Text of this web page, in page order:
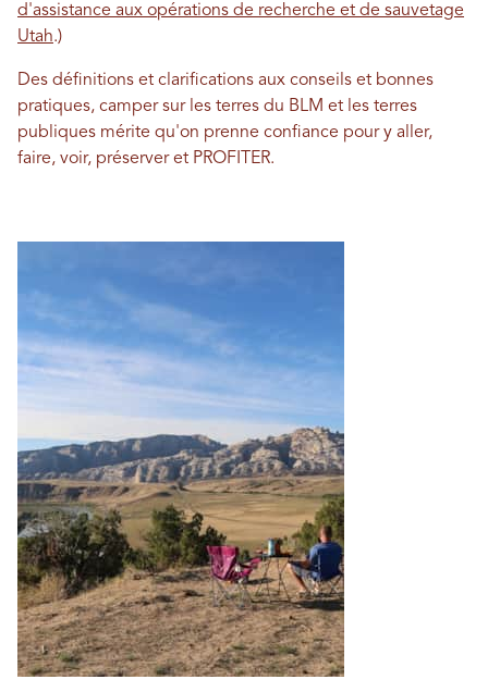
d'assistance aux opérations de recherche et de sauvetage
Utah.)
Des définitions et clarifications aux conseils et bonnes
pratiques, camper sur les terres du BLM et les terres
publiques mérite qu'on prenne confiance pour y aller,
faire, voir, préserver et PROFITER.